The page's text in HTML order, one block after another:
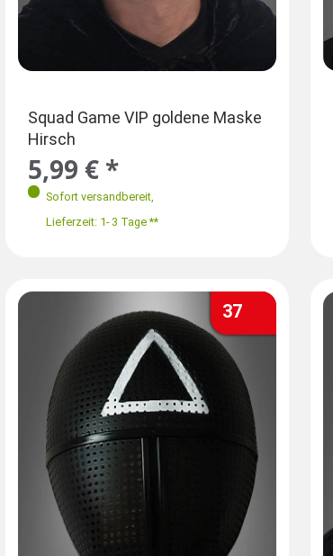
Squad Game VIP goldene Maske
Hirsch
5,99 € *
Sofort versandbereit,
Lieferzeit: 1- 3 Tage **
37